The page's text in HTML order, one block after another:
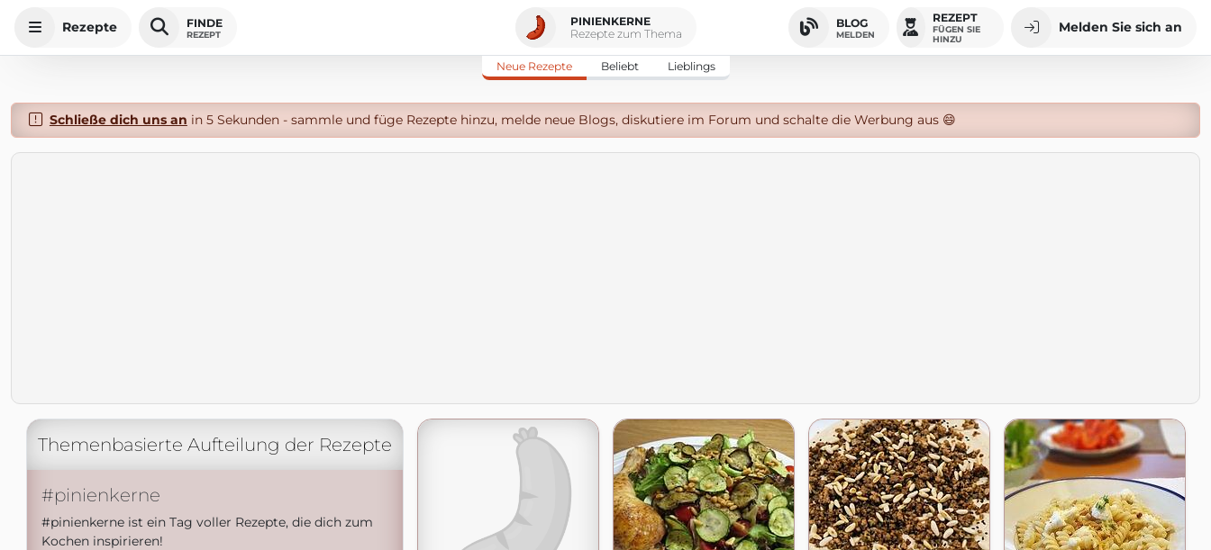
Rezepte FINDE
REZEPT
PINIENKERNE
Rezepte zum Thema
BLOG
MELDEN
REZEPT
FÜGEN SIE
HINZU
Melden Sie sich an
Neue Rezepte Beliebt Lieblings
Schließe dich uns an in 5 Sekunden - sammle und füge Rezepte hinzu, melde neue Blogs, diskutiere im Forum und schalte die Werbung aus 😄
Themenbasierte Aufteilung der Rezepte
#pinienkerne
#pinienkerne ist ein Tag voller Rezepte, die dich zum
Kochen inspirieren!